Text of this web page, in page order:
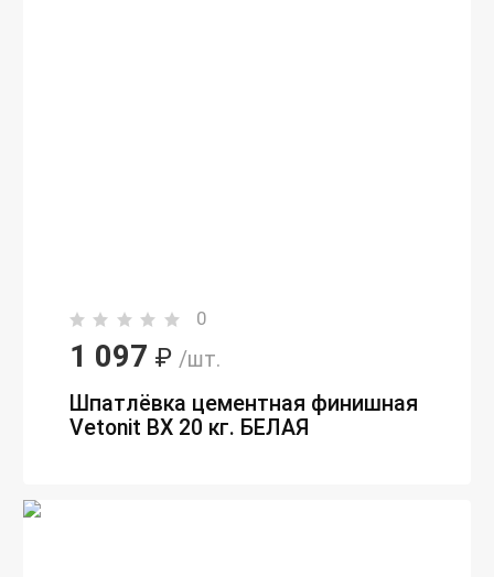
0
1 097 ₽ /шт.
Шпатлёвка цементная финишная
Vetonit ВХ 20 кг. БЕЛАЯ